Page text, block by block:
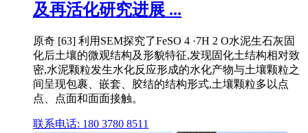
及再活化研究进展 ...
原奇 [63] 利用SEM探究了FeSO 4 ·7H 2 O水泥生石灰固
化后土壤的微观结构及形貌特征,发现固化土结构相对致
密,水泥颗粒发生水化反应形成的水化产物与土壤颗粒之
间呈现包裹、嵌套、胶结的结构形式,土壤颗粒多以点
点、点面和面面接触。
联系电话: 180 3780 8511